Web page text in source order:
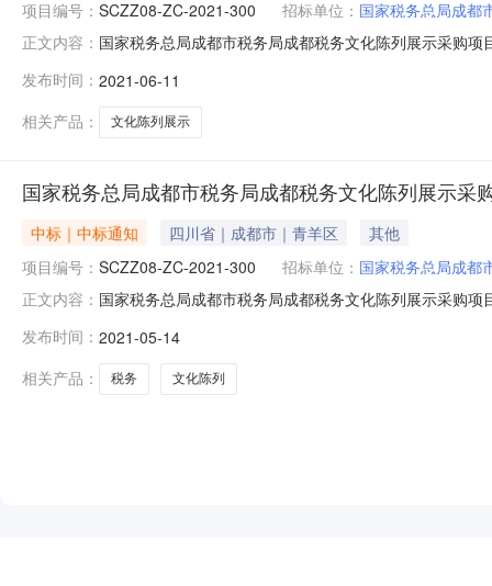
项目编号： SCZZ08-ZC-2021-300 招标单位： 国家税务总局成都
正文内容： 国家税务总局成都市税务局成都税务文化陈列展示采购
地址：四川省成都市青羊区槐树街53号联系方式：028-
发布时间： 2021-06-11
相关产品：
文化陈列展示
国家税务总局成都市税务局成都税务文化陈列展示采
中标｜中标通知 四川省｜成都市｜青羊区
其他
项目编号： SCZZ08-ZC-2021-300 招标单位： 国家税务总局成都
正文内容： 国家税务总局成都市税务局成都税务文化陈列展示采购
表）总中标金额￥156.600000万元（人民币）联系人及
都市青
发布时间： 2021-05-14
相关产品：
税务 文化陈列